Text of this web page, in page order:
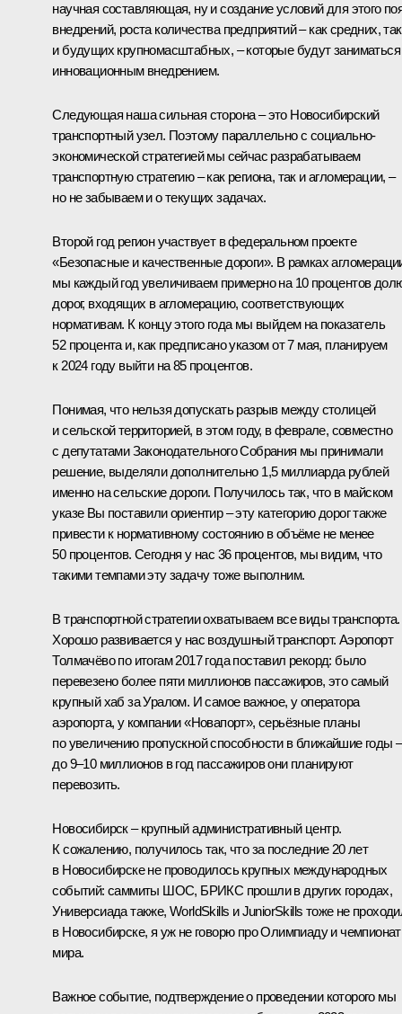
научная составляющая, ну и создание условий для этого
внедрений, роста количества предприятий – как средних, так
и будущих крупномасштабных, – которые будут заниматься
инновационным внедрением.
Следующая наша сильная сторона – это Новосибирский
транспортный узел. Поэтому параллельно с социально-
экономической стратегией мы сейчас разрабатываем
транспортную стратегию – как региона, так и агломерации, –
но не забываем и о текущих задачах.
Второй год регион участвует в федеральном проекте
«Безопасные и качественные дороги». В рамках
мы каждый год увеличиваем примерно на 10 процентов
дорог, входящих в агломерацию, соответствующих
нормативам. К концу этого года мы выйдем на показатель
52 процента и, как предписано указом от 7 мая, планируем
к 2024 году выйти на 85 процентов.
Понимая, что нельзя допускать разрыв между столицей
и сельской территорией, в этом году, в феврале, совместно
с депутатами Законодательного Собрания мы принимали
решение, выделяли дополнительно 1,5 миллиарда рублей
именно на сельские дороги. Получилось так, что в майском
указе Вы поставили ориентир – эту категорию дорог также
привести к нормативному состоянию в объёме не менее
50 процентов. Сегодня у нас 36 процентов, мы видим, что
такими темпами эту задачу тоже выполним.
В транспортной стратегии охватываем все виды транспорта.
Хорошо развивается у нас воздушный транспорт. Аэропорт
Толмачёво по итогам 2017 года поставил рекорд: было
перевезено более пяти миллионов пассажиров, это самый
крупный хаб за Уралом. И самое важное, у оператора
аэропорта, у компании «Новапорт», серьёзные планы
по увеличению пропускной способности в ближайшие годы –
до 9–10 миллионов в год пассажиров они планируют
перевозить.
Новосибирск – крупный административный центр.
К сожалению, получилось так, что за последние 20 лет
в Новосибирске не проводилось крупных международных
событий: саммиты ШОС, БРИКС прошли в других городах,
Универсиада также, WorldSkills и JuniorSkills тоже не
в Новосибирске, я уж не говорю про Олимпиаду и чемпионат
мира.
Важное событие, подтверждение о проведении которого мы